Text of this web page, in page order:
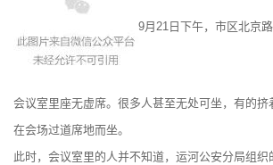
9月21日下午，市区北京
会议室里座无虚席。很多人甚至无处可坐，有的挤
在会场过道席地而坐。
此时，会议室里的人并不知道，运河公安分局组织